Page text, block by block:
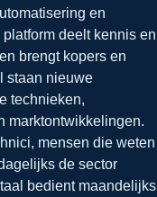
en
deelt kennis en
brengt kopers en
staan nieuwe
technieken,
marktontwikkelingen.
mensen die weten
de sector
bedient maandelijks